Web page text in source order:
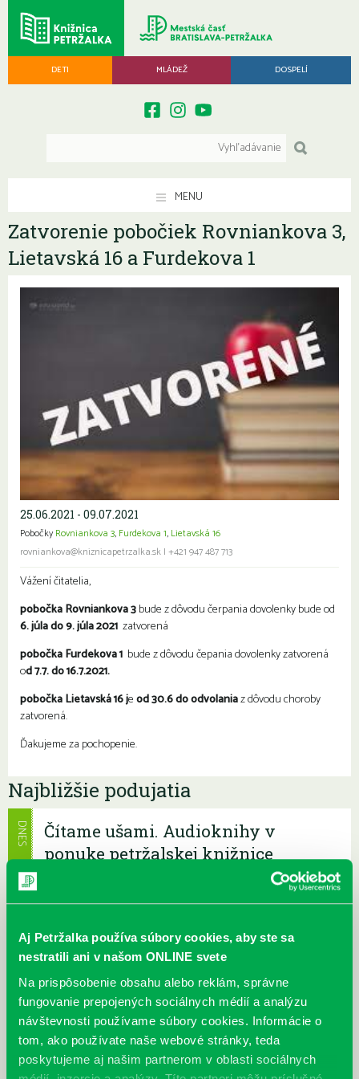
Aj Petržalka používa súbory cookies, aby ste sa
nestratili ani v našom ONLINE svete
Na prispôsobenie obsahu alebo reklám, správne
fungovanie prepojených sociálnych médií a analýzu
návštevnosti používame súbory cookies. Informácie o
tom, ako používate naše webové stránky, teda
poskytujeme aj našim partnerom v oblasti sociálnych
DETI MLÁDEŽ DOSPELÍ
MENU
Zatvorenie pobočiek Rovniankova 3,
Lietavská 16 a Furdekova 1
25.06.2021 - 09.07.2021
Pobočky Rovniankova 3, Furdekova 1, Lietavská 16
rovniankova@kniznicapetrzalka.sk | +421 947 487 713
Vážení čitatelia,
pobočka Rovniankova 3bude z dôvodu čerpania dovolenky bude od
6. júla do 9. júla 2021 zatvorená
pobočka Furdekova 1 bude z dôvodu čepania dovolenky zatvorená
od 7.7. do 16.7.2021.
pobočka Lietavská 16 jeod 30.6 do odvolaniaz dôvodu choroby
zatvorená.
Ďakujeme za pochopenie.
Najbližšie podujatia
Čítame ušami. Audioknihy v
ponuke petržalskej knižnice
Máme skvelé správy pre všetkých milovníkov kníh a príbehov!
Odteraz si môžete v našej knižnici nielen požičať klasické
DNES
Výdajný knižný box dostupný 24/7
Každý deň
Výdajný box na knihy Knižnice Petržalka je umiestnený pri
vchode do Petržalskej plavárne na Tupolevovej 7B a jeho obsluha
je užívateľsky veľmi jednodu...